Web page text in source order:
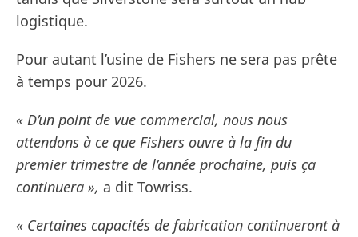
logistique.
Pour autant l’usine de Fishers ne sera pas prête
à temps pour 2026.
« D’un point de vue commercial, nous nous
attendons à ce que Fishers ouvre à la fin du
premier trimestre de l’année prochaine, puis ça
continuera », a dit Towriss.
« Certaines capacités de fabrication continueront à